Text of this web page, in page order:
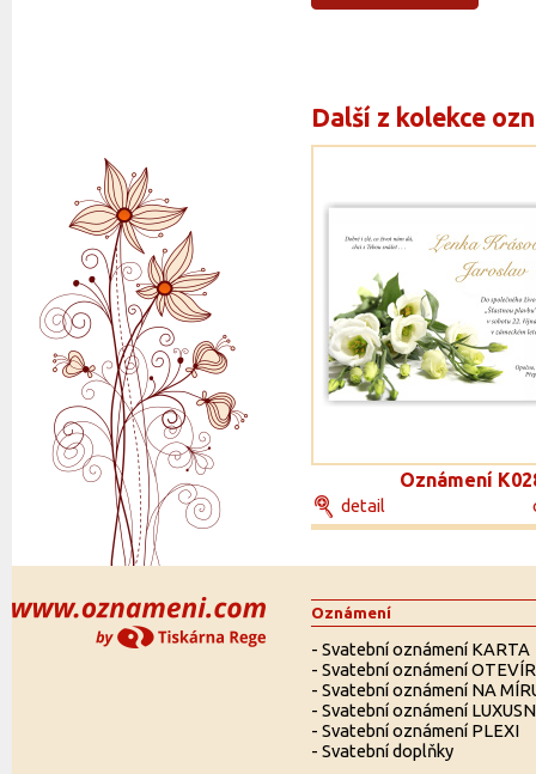
Další z kolekce
Oznámení
detail
Oznámení
- Svatební oznámení KARTA
- Svatební oznámení
- Svatební oznámení NA
- Svatební oznámení
- Svatební oznámení PLEXI
- Svatební doplňky